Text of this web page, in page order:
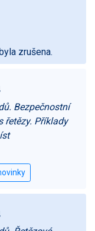
zrušena.
Bezpečnostní
řetězy. Příklady